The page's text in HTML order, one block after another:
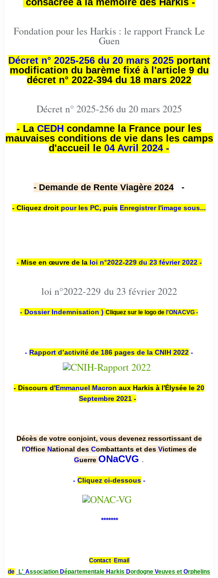
Fondation pour les Harkis : le rapport Franck Le
Guen
Décret n° 2025-256 du 20 mars 2025portant
modification du barème fixé à l'article 9 du
décret n° 2022-394 du 18 mars 2022
Décret n° 2025-256 du 20 mars 2025
- La CEDH condamne la France pour les
mauvaises conditions de vie dans les camps
d'accueil le 04 Avril 2024 -
- Demande de Rente Viagère 2024 -
- Cliquez droit pour les PC, puis Enregistrer l'image sous...
- Mise en œuvre de la loi n°2022-229 du 23 février 2022 -
loi n°2022-229 du 23 février 2022
- Dossier Indemnisation ) Cliquez sur le logo de l'ONACVG -
- Rapport d’activité de 186 pages de la CNIH 2022 -
- Discours d'Emmanuel Macron aux Harkis à l'Élysée le 20
Septembre 2021 -
Décès de votre conjoint, vous devenez ressortissant de
l'Office National des Combattants et des Victimes de
Guerre ONaCVG .
- Cliquez ci-dessous-
*******
Contact Email
de
L' Association Départementale Harkis Dordogne Veuves et Orphelins